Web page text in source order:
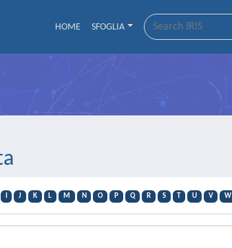
HOME SFOGLIA
J K L M N O P Q R S T U V W